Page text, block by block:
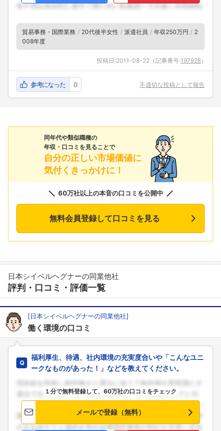
貿易事務・国際業務 20代後半女性 派遣社員 年収250万円
2
008年度
投稿日:2011-08-22 （記事番号:197928）
参考になった 0 不適切な投稿として報告
同年代や類似職種の
年収・口コミを見ることで
自分の正しい市場価値に
気付くきっかけに！
60万社以上の本音の口コミを公開中
無料会員登録して口コミを見る
日本シイベルヘグナーの同業他社
評判・口コミ・評価一覧
[日本シイベルヘグナーの同業他社]
働く環境の口コミ
福利厚生、待遇、社内環境の充実度合いや「こんなユニ
ークなものがあった！」などを教えてください。
１分で無料登録して、60万社の口コミをチェック
メールで登録（無料）